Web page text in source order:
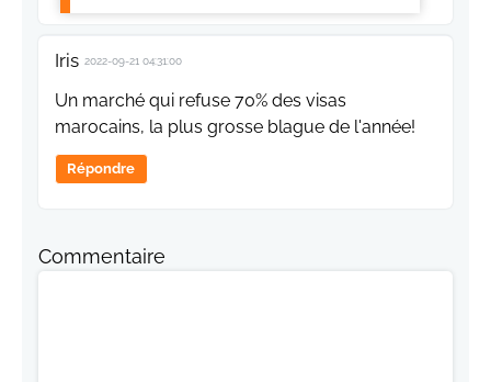
Iris 2022-09-21 04:31:00
Un marché qui refuse 70% des visas
marocains, la plus grosse blague de l'année!
Répondre
Commentaire